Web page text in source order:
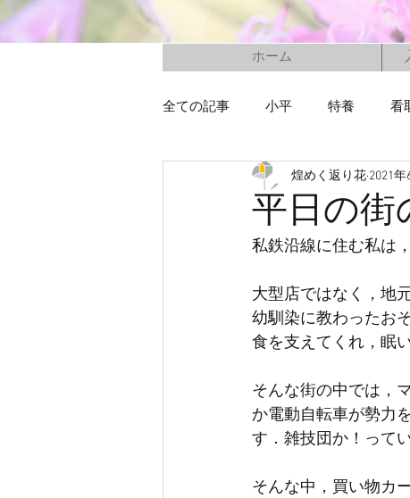
ホーム
全ての記事 小平 特養 看
救急車 医療
ACP クラウド
有料老人ホーム サービス付
平日の街
煌めく返り花 2021年
私鉄沿線に住む私は
大型店ではなく，地
幼馴染に教わったお
食を支えてくれ，眠
そんな街の中では，
か電動自転車が勢力
す．雑技団か！って
そんな中，買い物カ